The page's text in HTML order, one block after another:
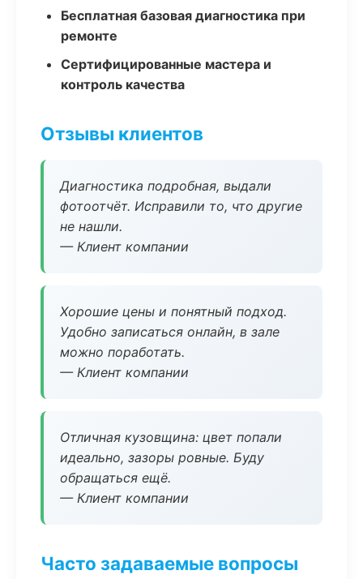
Бесплатная базовая диагностика при
ремонте
Сертифицированные мастера и
контроль качества
Отзывы клиентов
Диагностика подробная, выдали
фотоотчёт. Исправили то, что другие
не нашли.
— Клиент компании
Хорошие цены и понятный подход.
Удобно записаться онлайн, в зале
можно поработать.
— Клиент компании
Отличная кузовщина: цвет попали
идеально, зазоры ровные. Буду
обращаться ещё.
— Клиент компании
Часто задаваемые вопросы